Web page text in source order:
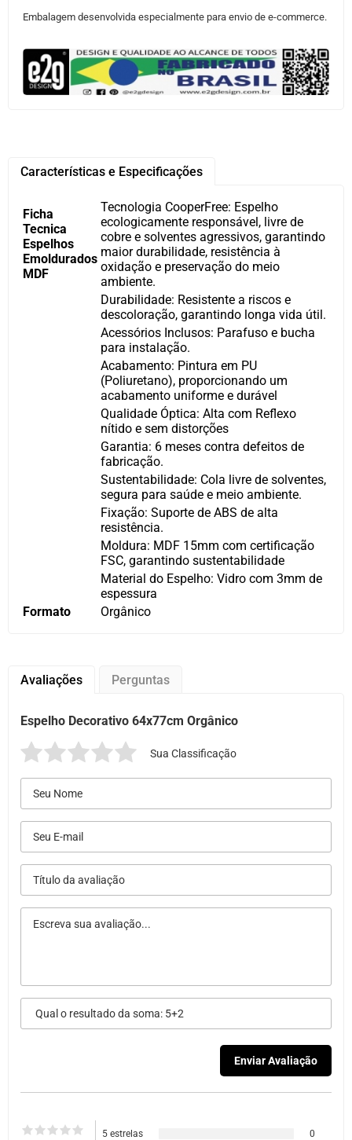
Embalagem desenvolvida especialmente para envio de e-commerce.
Características e Especificações
Ficha
Tecnica
Espelhos
Emoldurados
MDF
Tecnologia CooperFree: Espelho
ecologicamente responsável, livre de
cobre e solventes agressivos, garantindo
maior durabilidade, resistência à
oxidação e preservação do meio
ambiente.
Durabilidade: Resistente a riscos e
descoloração, garantindo longa vida útil.
Acessórios Inclusos: Parafuso e bucha
para instalação.
Acabamento: Pintura em PU
(Poliuretano), proporcionando um
acabamento uniforme e durável
Qualidade Óptica: Alta com Reflexo
nítido e sem distorções
Garantia: 6 meses contra defeitos de
fabricação.
Sustentabilidade: Cola livre de solventes,
segura para saúde e meio ambiente.
Fixação: Suporte de ABS de alta
resistência.
Moldura: MDF 15mm com certificação
FSC, garantindo sustentabilidade
Material do Espelho: Vidro com 3mm de
espessura
Formato
Orgânico
Avaliações Perguntas
Espelho Decorativo 64x77cm Orgânico
Sua Classificação
5 estrelas
0